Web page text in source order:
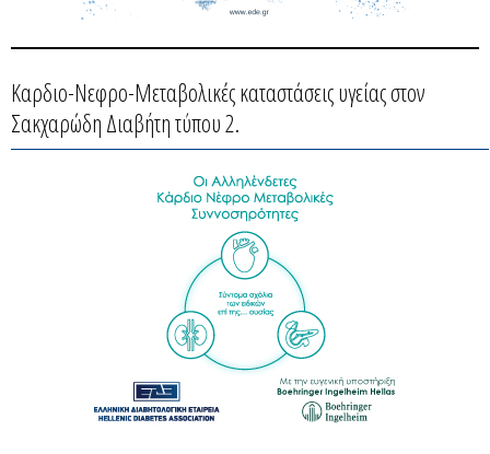
Καρδιο-Νεφρο-Μεταβολικές καταστάσεις υγείας στον
Σακχαρώδη Διαβήτη τύπου 2.